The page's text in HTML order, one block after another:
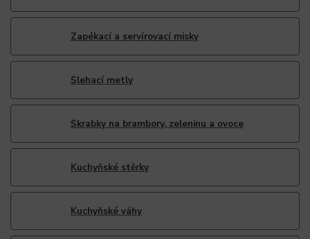
Zapékací a servírovací misky
Šlehací metly
Škrabky na brambory, zeleninu a ovoce
Kuchyňské stěrky
Kuchyňské váhy